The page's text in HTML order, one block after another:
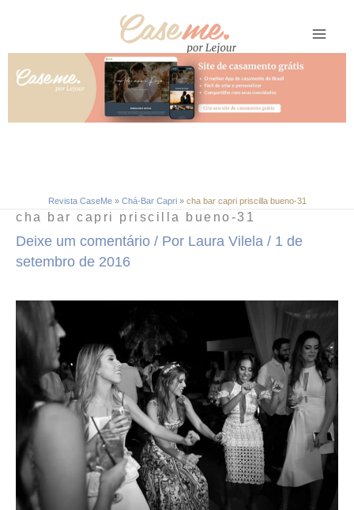
conteúdo
Revista CaseMe» Chá-Bar Capri» cha bar capri priscilla bueno-31
cha bar capri priscilla bueno-31
Deixe um comentário / Por Laura Vilela / 1 de
setembro de 2016